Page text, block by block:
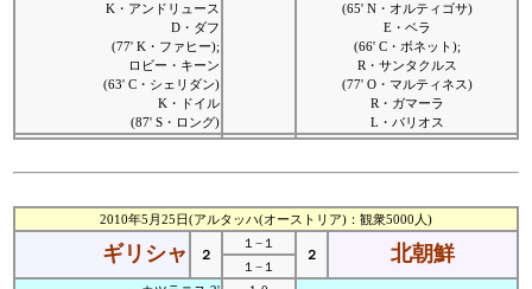
K・アンドリュース
D・ダフ
(77' K・ファヒー);
ロビー・キーン
(63' C・シェリダン)
K・ドイル
(87' S・ロング)
(65' N・オルティゴサ)
E・ベラ
(66' C・ボネット);
R・サンタクルス
(77' O・マルティネス)
R・ガマーラ
L・バリオス
2010年5月25日(アルタッハ(オーストリア)：観衆5000人)
ギリシャ ２
１−１
２
北朝鮮
１−１